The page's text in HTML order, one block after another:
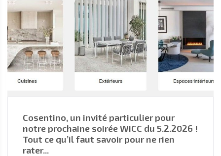
Cosentino, un invité particulier pour
notre prochaine soirée WiCC du 5.2.2026 !
Tout ce qu’il faut savoir pour ne rien
rater...